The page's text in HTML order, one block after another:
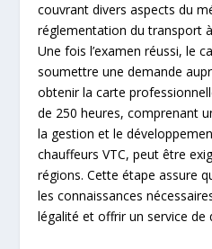
couvrant divers aspects du
réglementation du transport
Une fois l’examen réussi, le
soumettre une demande
obtenir la carte
de 250 heures, comprenant
la gestion et le
chauffeurs VTC, peut être
régions. Cette étape assure
les connaissances
légalité et offrir un service de